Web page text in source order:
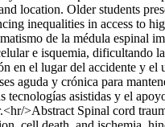
location. Older students
inequalities in access to
de la médula espinal
e isquemia, dificultando
en el lugar del accidente y
aguda y crónica para
asistidas y el
>Abstract Spinal cord